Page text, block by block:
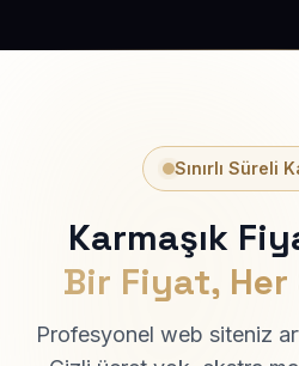
Sınırlı Süreli
Karmaşık
Bir Fiyat,
Profesyonel web siteniz